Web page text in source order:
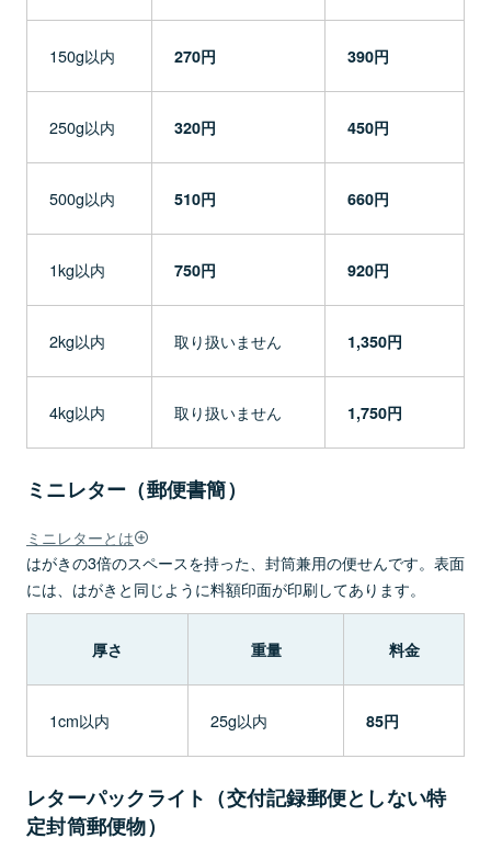
150g以内 270円 390円
250g以内 320円 450円
500g以内 510円 660円
1kg以内 750円 920円
2kg以内 取り扱いません 1,350円
4kg以内 取り扱いません 1,750円
ミニレター（郵便書簡）
ミニレターとは
はがきの3倍のスペースを持った、封筒兼用の便せんです。表面
には、はがきと同じように料額印面が印刷してあります。
厚さ 重量 料金
1cm以内 25g以内 85円
レターパックライト（交付記録郵便としない特
定封筒郵便物）